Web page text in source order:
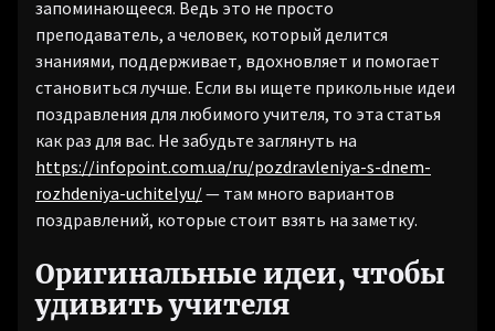
запоминающееся. Ведь это не просто
преподаватель, а человек, который делится
знаниями, поддерживает, вдохновляет и помогает
становиться лучше. Если вы ищете прикольные идеи
поздравления для любимого учителя, то эта статья
как раз для вас. Не забудьте заглянуть на
https://infopoint.com.ua/ru/pozdravleniya-s-dnem-
rozhdeniya-uchitelyu/— там много вариантов
поздравлений, которые стоит взять на заметку.
Оригинальные идеи, чтобы
удивить учителя